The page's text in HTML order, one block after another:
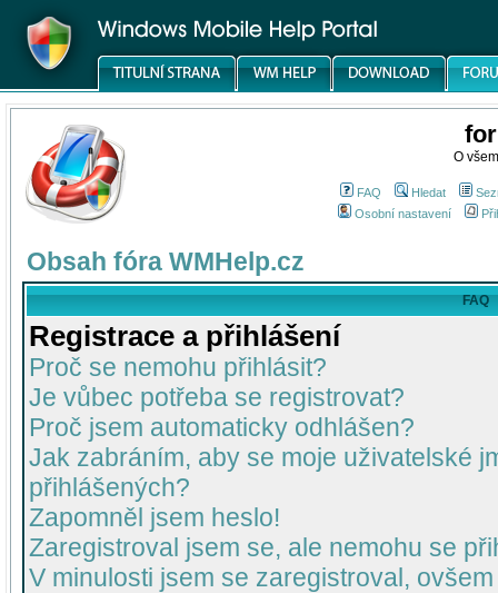
O
FAQ Hledat
Osobní nastavení
Obsah fóra WMHelp.cz
FAQ
Registrace a přihlášení
Proč se nemohu přihlásit?
Je vůbec potřeba se registrovat?
Proč jsem automaticky odhlášen?
Jak zabráním, aby se moje uživatelské
přihlášených?
Zapomněl jsem heslo!
Zaregistroval jsem se, ale nemohu se
V minulosti jsem se zaregistroval,